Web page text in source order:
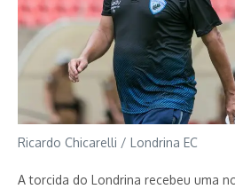
Ricardo Chicarelli / Londrina EC
A torcida do Londrina recebeu uma